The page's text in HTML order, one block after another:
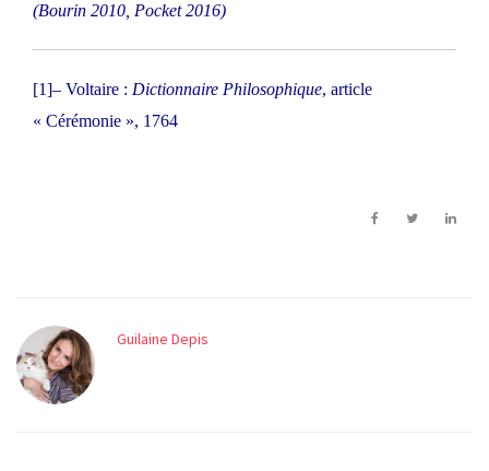
(Bourin 2010, Pocket 2016)
[1]– Voltaire : Dictionnaire Philosophique, article
« Cérémonie », 1764
Guilaine Depis